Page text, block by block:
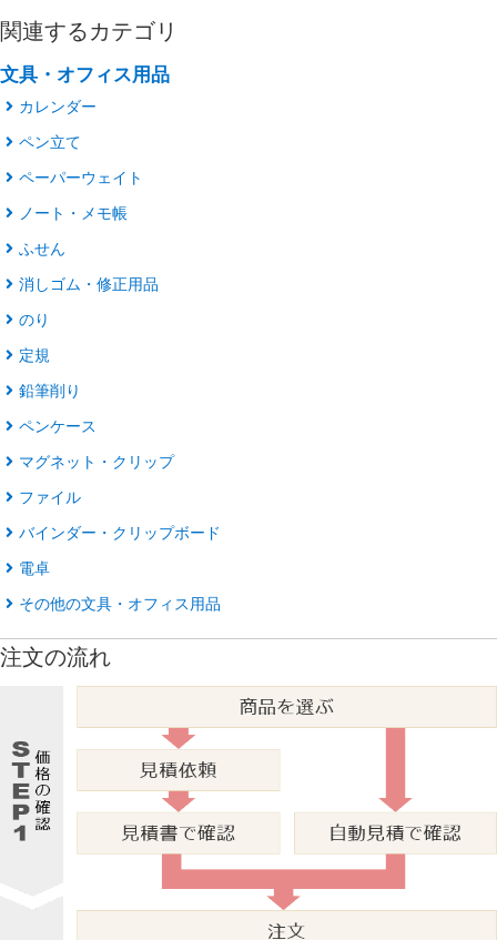
関連するカテゴリ
文具・オフィス用品
カレンダー
ペン立て
ペーパーウェイト
ノート・メモ帳
ふせん
消しゴム・修正用品
のり
定規
鉛筆削り
ペンケース
マグネット・クリップ
ファイル
バインダー・クリップボード
電卓
その他の文具・オフィス用品
注文の流れ